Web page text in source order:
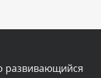
развивающийся